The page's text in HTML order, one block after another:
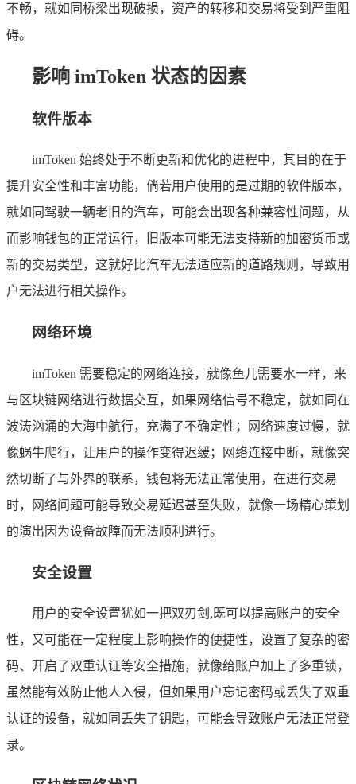
不畅，就如同桥梁出现破损，资产的转移和交易将受到严重阻
碍。
影响 imToken 状态的因素
软件版本
imToken 始终处于不断更新和优化的进程中，其目的在于
提升安全性和丰富功能，倘若用户使用的是过期的软件版本，
就如同驾驶一辆老旧的汽车，可能会出现各种兼容性问题，从
而影响钱包的正常运行，旧版本可能无法支持新的加密货币或
新的交易类型，这就好比汽车无法适应新的道路规则，导致用
户无法进行相关操作。
网络环境
imToken 需要稳定的网络连接，就像鱼儿需要水一样，来
与区块链网络进行数据交互，如果网络信号不稳定，就如同在
波涛汹涌的大海中航行，充满了不确定性；网络速度过慢，就
像蜗牛爬行，让用户的操作变得迟缓；网络连接中断，就像突
然切断了与外界的联系，钱包将无法正常使用，在进行交易
时，网络问题可能导致交易延迟甚至失败，就像一场精心策划
的演出因为设备故障而无法顺利进行。
安全设置
用户的安全设置犹如一把双刃剑,既可以提高账户的安全
性，又可能在一定程度上影响操作的便捷性，设置了复杂的密
码、开启了双重认证等安全措施，就像给账户加上了多重锁，
虽然能有效防止他人入侵，但如果用户忘记密码或丢失了双重
认证的设备，就如同丢失了钥匙，可能会导致账户无法正常登
录。